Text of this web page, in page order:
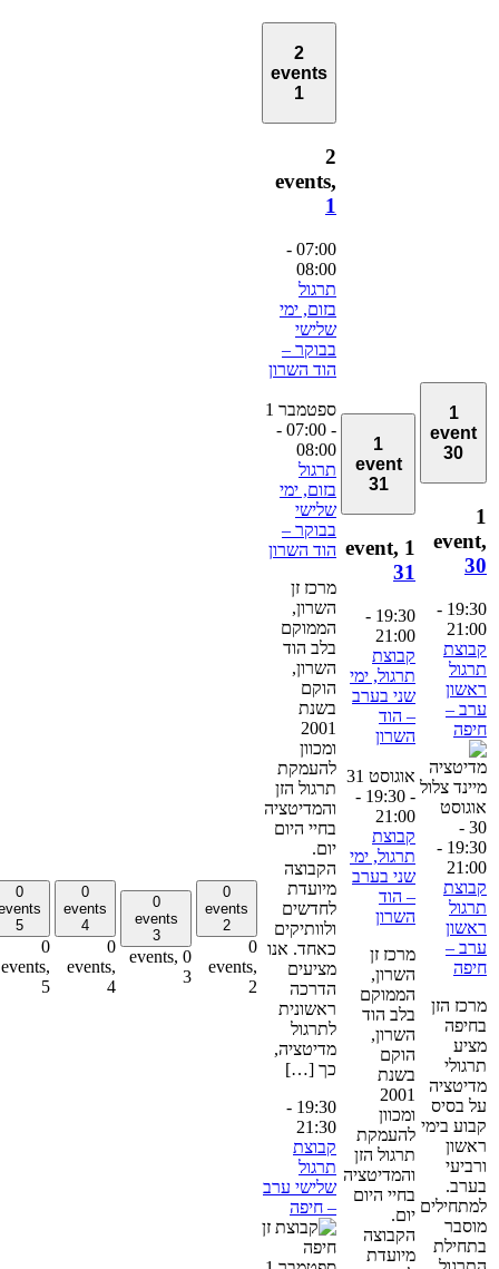
event
30
-
–
30 -
-
–
הזן
בסיס
בימי
event
31
31
19:30
-
21:00
קבוצת
תרגול, ימי
שני בערב
– הוד
השרון
אוגוסט 31
- 19:30
-
21:00
קבוצת
תרגול, ימי
שני בערב
– הוד
השרון
מרכז זן
השרון,
הממוקם
בלב הוד
השרון,
הוקם
בשנת
2001
ומכוון
להעמקת
תרגול הזן
והמדיטציה
בחיי היום
יום.
הקבוצה
מיועדת
events
events,
07:00
-
08:00
תרגול
בזום, ימי
שלישי
בבוקר –
הוד השרון
ספטמבר 1
-
08:00
תרגול
בזום, ימי
שלישי
בבוקר –
הוד השרון
מרכז זן
השרון,
הממוקם
בלב הוד
השרון,
הוקם
בשנת
2001
ומכוון
להעמקת
תרגול הזן
והמדיטציה
בחיי היום
יום.
הקבוצה
מיועדת
לחדשים
ולוותיקים
כאחד. אנו
מציעים
הדרכה
ראשונית
לתרגול
מדיטציה,
כך […]
19:30
-
21:30
קבוצת
תרגול
שלישי ערב
– חיפה
events
0
events,
events
events
0
events,
events
events,